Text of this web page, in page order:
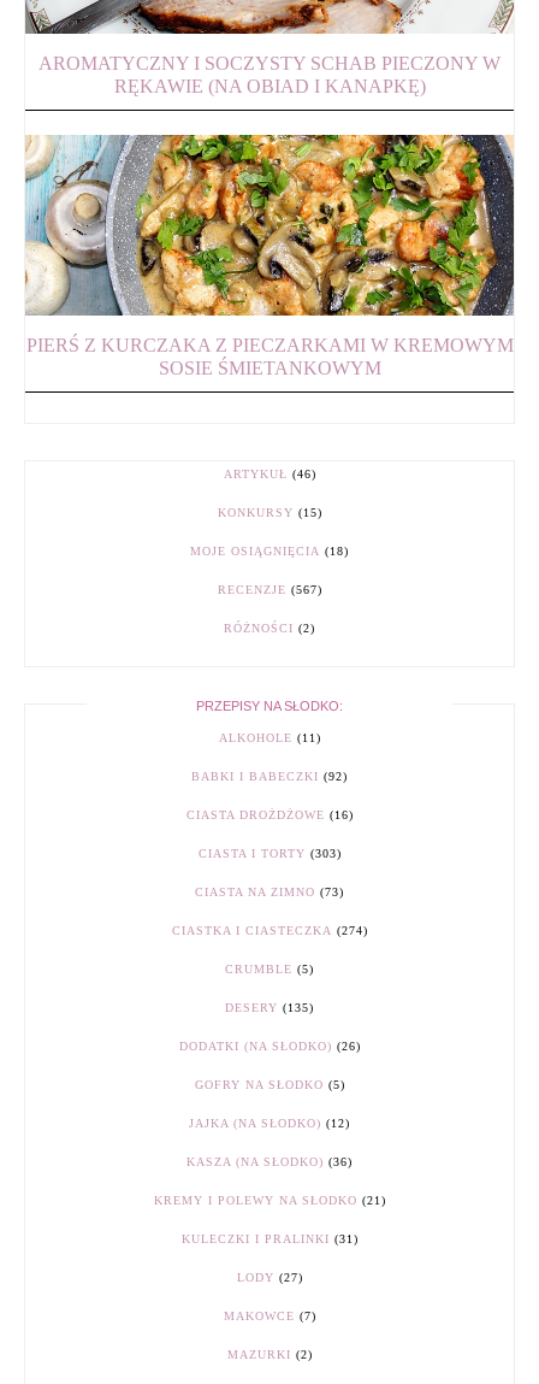
AROMATYCZNY I SOCZYSTY SCHAB PIECZONY W
RĘKAWIE (NA OBIAD I KANAPKĘ)
PIERŚ Z KURCZAKA Z PIECZARKAMI W KREMOWYM
SOSIE ŚMIETANKOWYM
ARTYKUŁ (46)
KONKURSY (15)
MOJE OSIĄGNIĘCIA (18)
RECENZJE (567)
RÓŻNOŚCI (2)
PRZEPISY NA SŁODKO:
ALKOHOLE (11)
BABKI I BABECZKI (92)
CIASTA DROŻDŻOWE (16)
CIASTA I TORTY (303)
CIASTA NA ZIMNO (73)
CIASTKA I CIASTECZKA (274)
CRUMBLE (5)
DESERY (135)
DODATKI (NA SŁODKO) (26)
GOFRY NA SŁODKO (5)
JAJKA (NA SŁODKO) (12)
KASZA (NA SŁODKO) (36)
KREMY I POLEWY NA SŁODKO (21)
KULECZKI I PRALINKI (31)
LODY (27)
MAKOWCE (7)
MAZURKI (2)